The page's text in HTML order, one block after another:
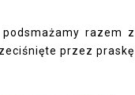
razem z
przez praskę